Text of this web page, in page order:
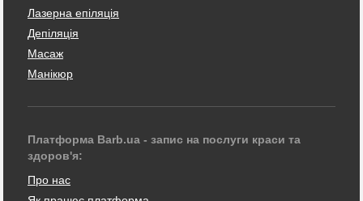
Лазерна епіляція
Депіляція
Масаж
Манікюр
Платформа Barb.ua - запис на послуги краси та
здоров'я:
Про нас